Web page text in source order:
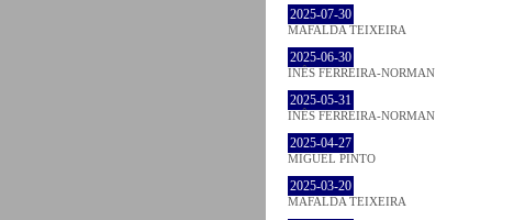
2025-07-30
MAFALDA TEIXEIRA
2025-06-30
INÊS FERREIRA-NORMAN
2025-05-31
INÊS FERREIRA-NORMAN
2025-04-27
MIGUEL PINTO
2025-03-20
MAFALDA TEIXEIRA